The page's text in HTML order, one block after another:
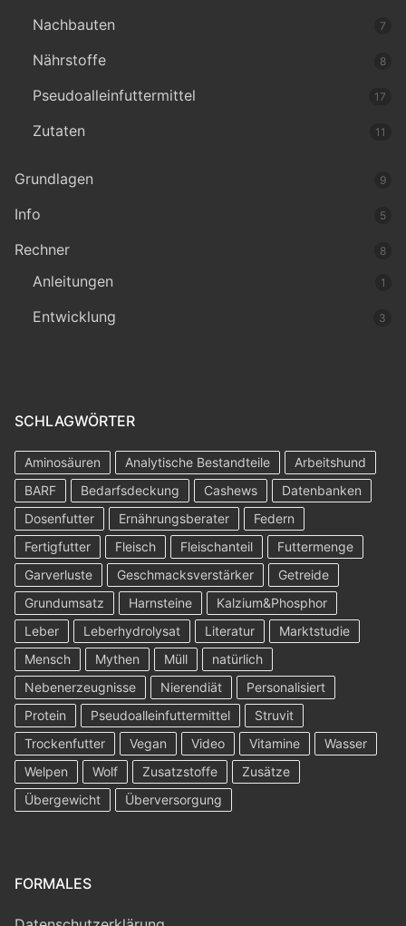
Nachbauten 7
Nährstoffe 8
Pseudoalleinfuttermittel 17
Zutaten 11
Grundlagen 9
Info 5
Rechner 8
Anleitungen 1
Entwicklung 3
SCHLAGWÖRTER
Aminosäuren Analytische Bestandteile
Arbeitshund
BARF
Bedarfsdeckung Cashews
Datenbanken
Dosenfutter
Ernährungsberater
Federn
Fertigfutter
Fleisch Fleischanteil
Futtermenge
Garverluste
Geschmacksverstärker
Getreide
Grundumsatz
Harnsteine
Kalzium&Phosphor
Leber
Leberhydrolysat Literatur
Marktstudie
Mensch
Mythen Müll
natürlich
Nebenerzeugnisse
Nierendiät
Personalisiert
Protein
Pseudoalleinfuttermittel
Struvit
Trockenfutter
Vegan Video Vitamine
Wasser
Welpen
Wolf Zusatzstoffe
Zusätze
Übergewicht
Überversorgung
FORMALES